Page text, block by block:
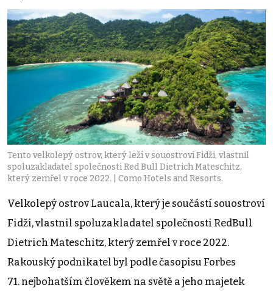
Tento velkolepý ostrov, který leží v souostroví Fidži, vlastnil
spoluzakladatel společnosti Red Bull Dietrich Mateschitz,
který zemřel v roce 2022. | Como Hotels and Resorts.
Velkolepý ostrov Laucala, který je součástí souostroví
Fidži, vlastnil spoluzakladatel společnosti RedBull
Dietrich Mateschitz, který zemřel v roce 2022.
Rakouský podnikatel byl podle časopisu Forbes
71. nejbohatším člověkem na světě a jeho majetek